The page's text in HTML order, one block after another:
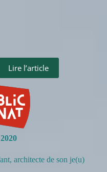
Lire l’article
architecte de son je(u)